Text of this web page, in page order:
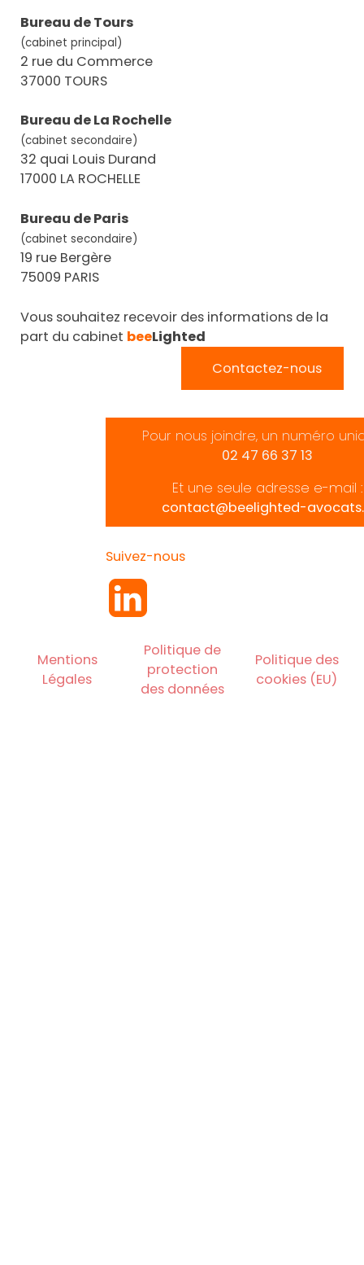
Bureau de Tours
(cabinet principal)
2 rue du Commerce
37000 TOURS
Bureau de La Rochelle
(cabinet secondaire)
32 quai Louis Durand
17000 LA ROCHELLE
Bureau de Paris
(cabinet secondaire)
19 rue Bergère
75009 PARIS
Vous souhaitez recevoir des informations de la
part du cabinet beeLighted
Contactez-nous
Pour nous joindre, un numéro
02 47 66 37 13
Et une seule adresse e-mail :
contact@beelighted-
Suivez-nous
Mentions
Légales
Politique de
protection
des données
Politique des
cookies (EU)